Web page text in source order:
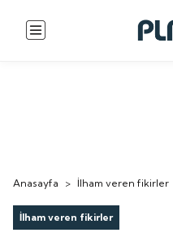
Anasayfa > İlham veren fikirler
İlham veren fikirler